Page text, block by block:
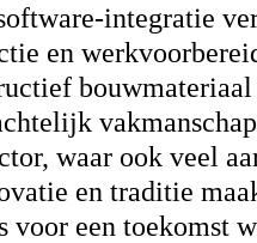
integratie
en
waar ook veel
en traditie
voor een toekomst